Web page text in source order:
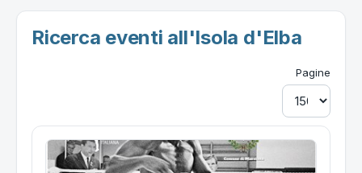
Ricerca eventi all'Isola d'Elba
Pagine